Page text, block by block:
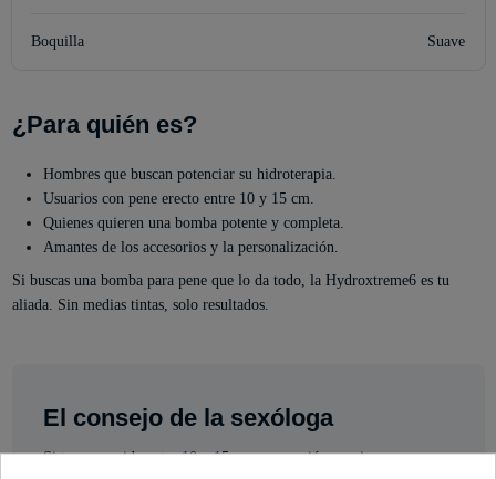
Boquilla Suave
¿Para quién es?
Hombres que buscan potenciar su hidroterapia.
Usuarios con pene erecto entre 10 y 15 cm.
Quienes quieren una bomba potente y completa.
Amantes de los accesorios y la personalización.
Si buscas una bomba para pene que lo da todo, la Hydroxtreme6 es tu
aliada. Sin medias tintas, solo resultados.
El consejo de la sexóloga
Si tu pene mide entre 10 y 15 cm en erección y quieres